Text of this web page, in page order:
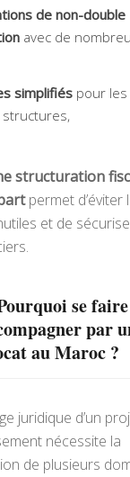
de non-double
avec de
simplifiés pour les
structuration
permet d’éviter
et de
se faire
par
au Maroc ?
juridique d’un
nécessite la
de plusieurs